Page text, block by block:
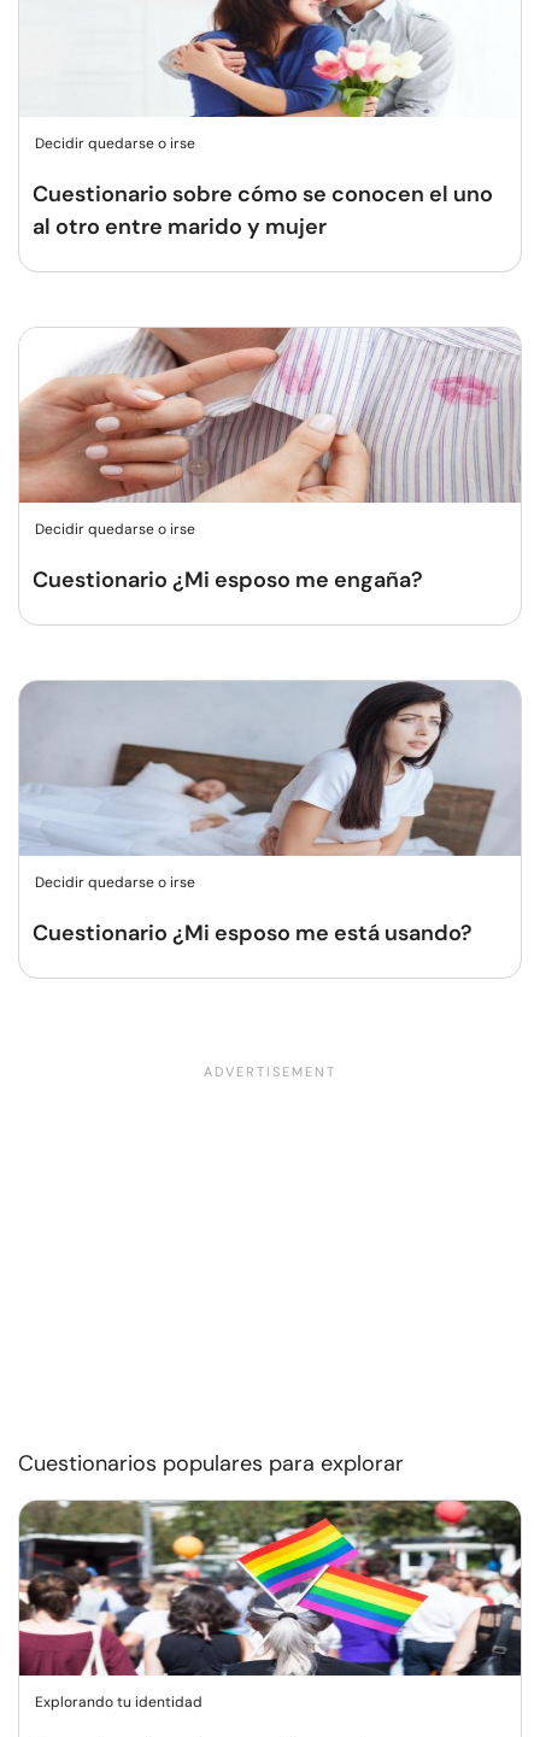
Decidir quedarse o irse
Cuestionario sobre cómo se conocen el uno
al otro entre marido y mujer
Decidir quedarse o irse
Cuestionario ¿Mi esposo me engaña?
Decidir quedarse o irse
Cuestionario ¿Mi esposo me está usando?
Cuestionarios populares para explorar
Explorando tu identidad